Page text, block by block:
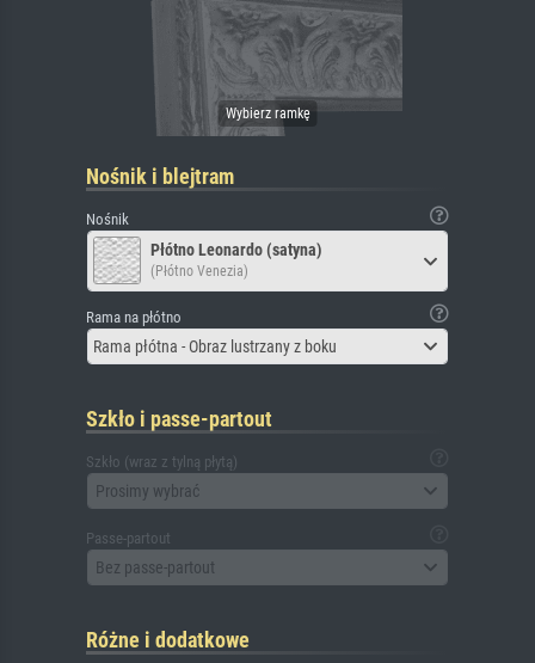
Nośnik i blejtram
Nośnik
Płótno Leonardo (satyna)
(Płótno Venezia)
Rama na płótno
Rama płótna - Obraz lustrzany z boku
Szkło i passe-partout
Szkło (wraz z tylną płytą)
Prosimy wybrać
Passe-partout
Bez passe-partout
Różne i dodatkowe